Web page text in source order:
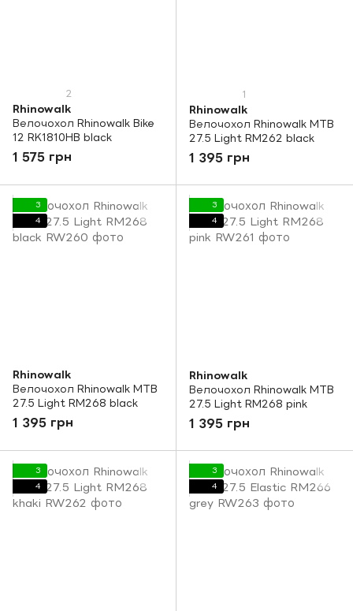
2
Rhinowalk
Велочохол Rhinowalk Bike
12 RK1810HB black
1 575 грн
1
Rhinowalk
Велочохол Rhinowalk MTB
27.5 Light RM262 black
1 395 грн
3
4
Rhinowalk
Велочохол Rhinowalk MTB
27.5 Light RM268 black
1 395 грн
3
4
Rhinowalk
Велочохол Rhinowalk MTB
27.5 Light RM268 pink
1 395 грн
3
4
3
4